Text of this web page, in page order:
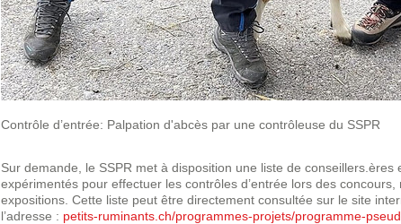
Contrôle d’entrée: Palpation d'abcès par une contrôleuse du SSPR
Sur demande, le SSPR met à disposition une liste de conseillers.ères
expérimentés pour effectuer les contrôles d’entrée lors des concours,
expositions. Cette liste peut être directement consultée sur le site
l’adresse : petits-ruminants.ch/programmes-projets/programme-